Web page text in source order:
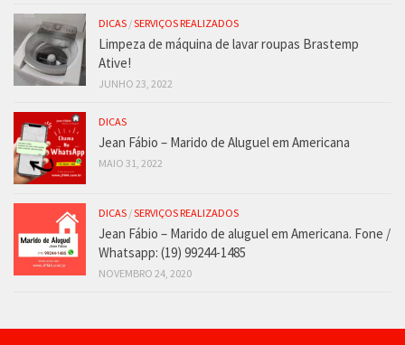
DICAS /SERVIÇOS REALIZADOS
Limpeza de máquina de lavar roupas Brastemp
Ative!
JUNHO 23, 2022
DICAS
Jean Fábio – Marido de Aluguel em Americana
MAIO 31, 2022
DICAS /SERVIÇOS REALIZADOS
Jean Fábio – Marido de aluguel em Americana. Fone /
Whatsapp: (19) 99244-1485
NOVEMBRO 24, 2020